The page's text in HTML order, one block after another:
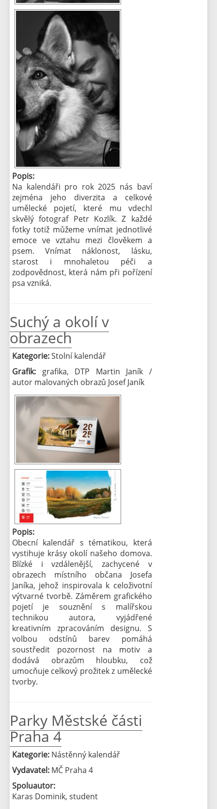
Popis:
Na kalendáři pro rok 2025 nás baví
zejména jeho diverzita a celkové
umělecké pojetí, které mu vdechl
skvělý fotograf Petr Kozlík. Z každé
fotky totiž můžeme vnímat jednotlivé
emoce ve vztahu mezi člověkem a
psem. Vnímat náklonost, lásku,
starost i mnohaletou péči a
zodpovědnost, která nám při pořízení
psa vzniká.
Suchý a okolí v
obrazech
Kategorie:Stolní kalendář
Grafik: grafika, DTP Martin Janík /
autor malovaných obrazů Josef Janík
Popis:
Obecní kalendář s tématikou, která
vystihuje krásy okolí našeho domova.
Blízké i vzdálenější, zachycené v
obrazech místního občana Josefa
Janíka, jehož inspirovala k celoživotní
výtvarné tvorbě. Záměrem grafického
pojetí je souznění s malířskou
technikou autora, vyjádřené
kreativním zpracováním designu. S
volbou odstínů barev pomáhá
soustředit pozornost na motiv a
dodává obrazům hloubku, což
umocňuje celkový prožitek z umělecké
tvorby.
Parky Městské části
Praha 4
Kategorie: Nástěnný kalendář
Vydavatel: MČ Praha 4
Spoluautor:
Karas Dominik, student